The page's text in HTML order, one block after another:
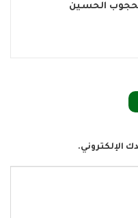
الحسين
الإلكتروني.